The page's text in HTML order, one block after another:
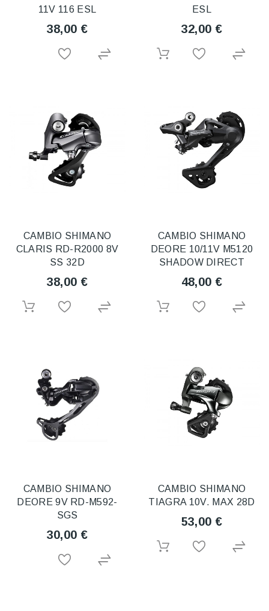
11V 116 ESL
38,00 €
ESL
32,00 €
CAMBIO SHIMANO
CLARIS RD-R2000 8V
SS 32D
38,00 €
CAMBIO SHIMANO
DEORE 10/11V M5120
SHADOW DIRECT
48,00 €
CAMBIO SHIMANO
DEORE 9V RD-M592-
SGS
30,00 €
CAMBIO SHIMANO
TIAGRA 10V. MAX 28D
53,00 €